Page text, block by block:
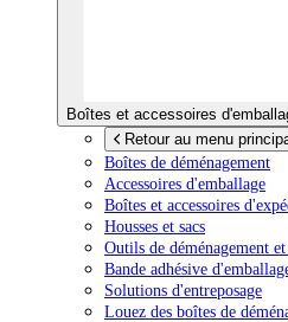
Boîtes et accessoires
Retour au menu
Boîtes de déménagement
Accessoires d'emballage
Boîtes et accessoires
Housses et sacs
Outils de déménagement
Bande adhésive
Solutions d'entreposage
Louez des boîtes de